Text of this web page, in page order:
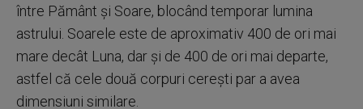
între Pământ şi Soare, blocând temporar lumina
astrului. Soarele este de aproximativ 400 de ori mai
mare decât Luna, dar şi de 400 de ori mai departe,
astfel că cele două corpuri cereşti par a avea
dimensiuni similare.